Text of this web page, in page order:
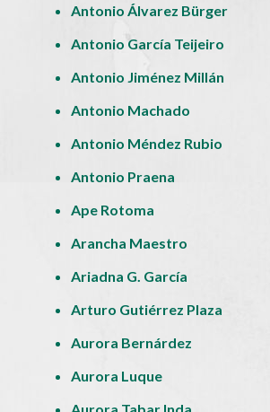
Antonio Álvarez Bürger
Antonio García Teijeiro
Antonio Jiménez Millán
Antonio Machado
Antonio Méndez Rubio
Antonio Praena
Ape Rotoma
Arancha Maestro
Ariadna G. García
Arturo Gutiérrez Plaza
Aurora Bernárdez
Aurora Luque